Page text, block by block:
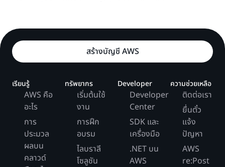
สร้างบัญชี AWS
เรียนรู้
AWS คือ
อะไร
การ
ประมวล
ผลบน
คลาวด์
ทรัพยากร
เริ่มต้นใช้
งาน
การฝึก
อบรม
ไลบราลี
โซลูชัน
Developer
Developer
Center
SDK และ
เครื่องมือ
.NET บน
AWS
ความช่วยเหลือ
ติดต่อเรา
ยื่นตั๋ว
แจ้ง
ปัญหา
AWS
re:Post